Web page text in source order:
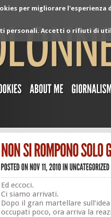
per migliorare
personali. Accetti o rifiuti di
Ed eccoci.
Ci siamo arrivati.
Dopo il gran martellare
occupati poco, ora arriva la